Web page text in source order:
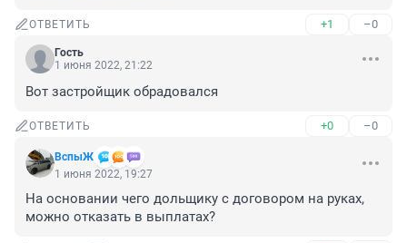
ОТВЕТИТЬ +1 –0
Гость
1 июня 2022, 21:22
Вот застройщик обрадовался
ОТВЕТИТЬ +0 –0
ВспыЖ
1 июня 2022, 19:27
На основании чего дольщику с договором на руках,
можно отказать в выплатах?